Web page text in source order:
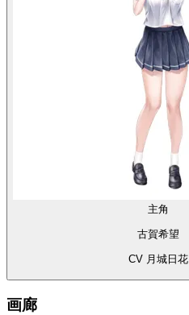
主角
古賀希望
CV 月城日花
画廊